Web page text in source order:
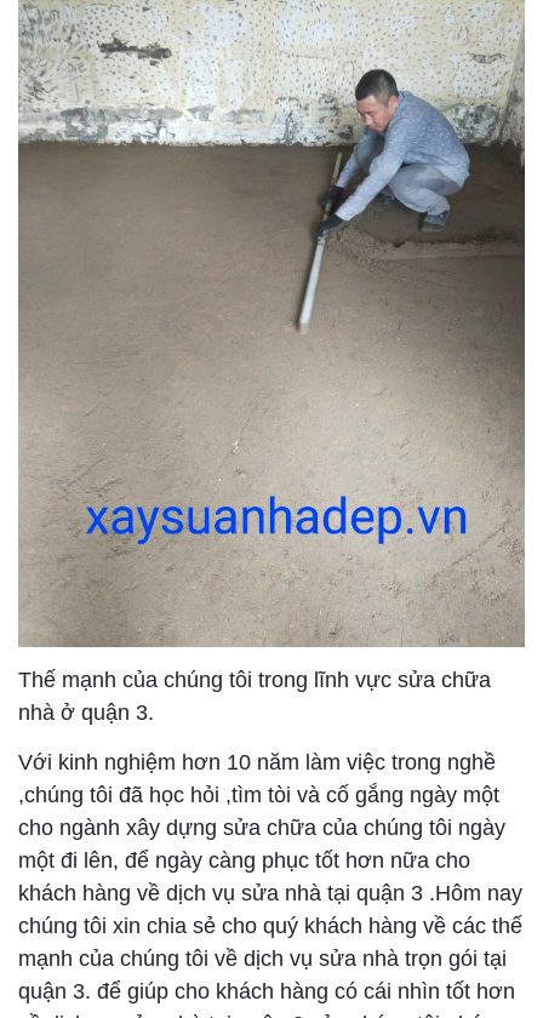
Thế mạnh của chúng tôi trong lĩnh vực sửa chữa
nhà ở quận 3.
Với kinh nghiệm hơn 10 năm làm việc trong nghề
,chúng tôi đã học hỏi ,tìm tòi và cố gắng ngày một
cho ngành xây dựng sửa chữa của chúng tôi ngày
một đi lên, để ngày càng phục tốt hơn nữa cho
khách hàng về dịch vụ sửa nhà tại quận 3 .Hôm nay
chúng tôi xin chia sẻ cho quý khách hàng về các thế
mạnh của chúng tôi về dịch vụ sửa nhà trọn gói tại
quận 3. để giúp cho khách hàng có cái nhìn tốt hơn